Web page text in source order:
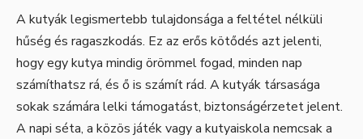
A kutyák legismertebb tulajdonsága a feltétel nélküli
hűség és ragaszkodás. Ez az erős kötődés azt jelenti,
hogy egy kutya mindig örömmel fogad, minden nap
számíthatsz rá, és ő is számít rád. A kutyák társasága
sokak számára lelki támogatást, biztonságérzetet jelent.
A napi séta, a közös játék vagy a kutyaiskola nemcsak a